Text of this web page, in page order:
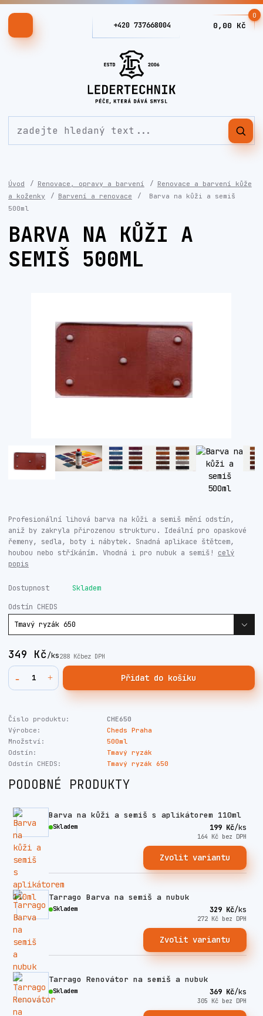
+420 737668004
0
0,00 Kč
Úvod Renovace, opravy a barvení
Renovace a barvení kůže
a koženky
Barvení a renovace
Barva na kůži a semiš
500ml
BARVA NA KŮŽI A
SEMIŠ 500ML
Profesionální lihová barva na kůži a semiš mění odstín,
aniž by zakryla přirozenou strukturu. Ideální pro opaskové
řemeny, sedla, boty i nábytek. Snadná aplikace štětcem,
houbou nebo stříkáním. Vhodná i pro nubuk a semiš! celý
popis
Dostupnost Skladem
Odstín CHEDS
349 Kč/ks288 Kčbez DPH
Přidat do košíku
Číslo produktu:
CHE650
Výrobce:
Cheds Praha
Množství:
500ml
Odstín:
Tmavý ryzák
Odstín CHEDS:
Tmavý ryzák 650
PODOBNÉ PRODUKTY
Barva na kůži a semiš s aplikátorem 110ml
199 Kč/ks
164 Kč bez DPH
Skladem
Zvolit variantu
Tarrago Barva na semiš a nubuk
329 Kč/ks
272 Kč bez DPH
Skladem
Zvolit variantu
Tarrago Renovátor na semiš a nubuk
369 Kč/ks
305 Kč bez DPH
Skladem